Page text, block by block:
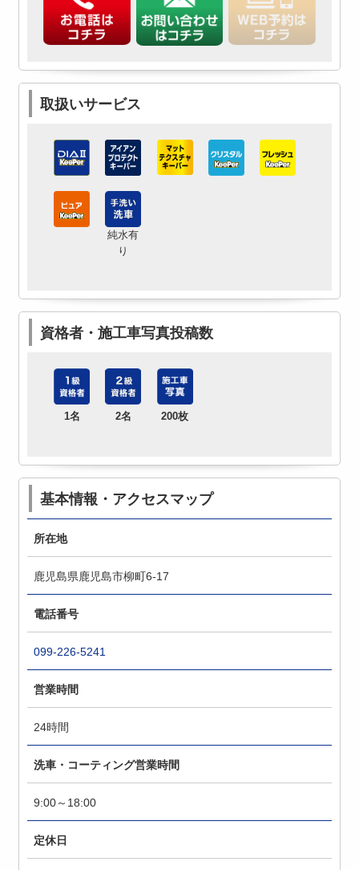
取扱いサービス
純水有
り
資格者・施工車写真投稿数
1名 2名 200枚
基本情報・アクセスマップ
所在地
鹿児島県鹿児島市柳町6-17
電話番号
099-226-5241
営業時間
24時間
洗車・コーティング営業時間
9:00～18:00
定休日